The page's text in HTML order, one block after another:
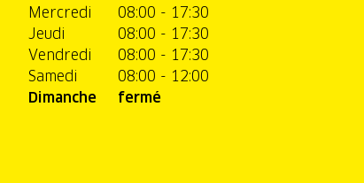
Mercredi
08:00 - 17:30
Jeudi
08:00 - 17:30
Vendredi
08:00 - 17:30
Samedi
08:00 - 12:00
Dimanche
fermé